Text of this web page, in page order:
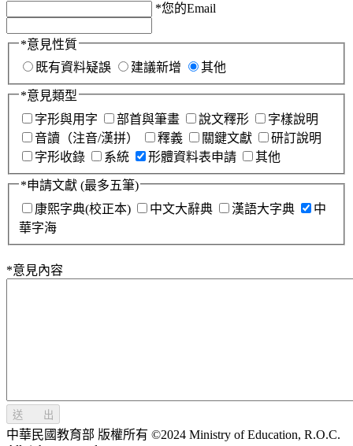
*您的Email
*意見性質
既有資料疑誤
建議新增 其他
*意見類型
字形與用字
部首與筆畫 說文釋形
字樣說明
音讀（注音/漢拼）
釋義 關鍵文獻
研訂說明
字形收錄
系統 形體資料表申請 其他
*申請文獻 (最多五筆)
康熙字典(校正本)
中文大辭典 漢語大字典
中
華字海
*意見內容
送 出
中華民國教育部 版權所有 ©2024 Ministry of Education, R.O.C.